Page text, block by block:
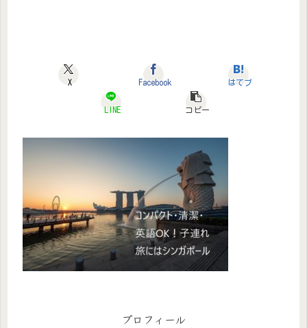
X Facebook はてブ
LINE コピー
プロフィール